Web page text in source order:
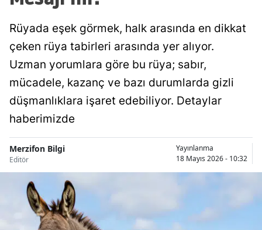
Rüyada eşek görmek, halk arasında en dikkat
çeken rüya tabirleri arasında yer alıyor.
Uzman yorumlara göre bu rüya; sabır,
mücadele, kazanç ve bazı durumlarda gizli
düşmanlıklara işaret edebiliyor. Detaylar
haberimizde
Merzifon Bilgi
Editör
Yayınlanma
18 Mayıs 2026 - 10:32